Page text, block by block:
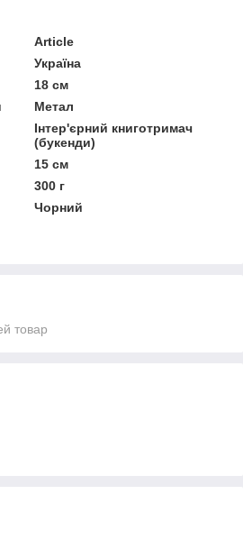
Article
Україна
18 см
Метал
Інтер'єрний книготримач
(букенди)
15 см
300 г
Чорний
товар